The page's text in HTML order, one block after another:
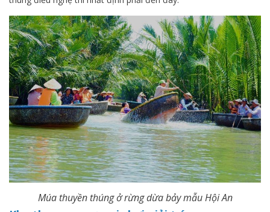
Múa thuyền thúng ở rừng dừa bảy mẫu Hội An